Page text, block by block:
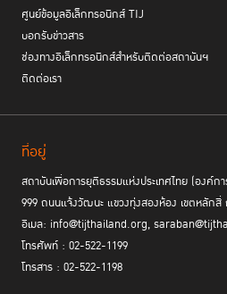
ศูนย์ข้อมูลอิเล็กทรอนิกส์ TIJ
บอกรับข่าวสาร
ช่องทางอิเล็กทรอนิกส์สำหรับติดต่อสถาบันฯ
ติดต่อเรา
ที่อยู่
สถาบันเพื่อการยุติธรรมแห่งประเทศไทย (องค์ก
999 ถนนแจ้งวัฒนะ แขวงทุ่งสองห้อง เขตหลักสี่
อีเมล: info@tijthailand.org,
โทรศัพท์ : 02-522-1199
โทรสาร : 02-522-1198